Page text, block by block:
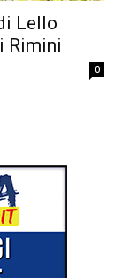
Lello
Rimini
0